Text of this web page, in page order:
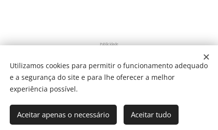
Publicidade
Share
Utilizamos cookies para permitir o funcionamento adequado
e a segurança do site e para lhe oferecer a melhor
experiência possível.
Aceitar apenas o necessário Aceitar tudo